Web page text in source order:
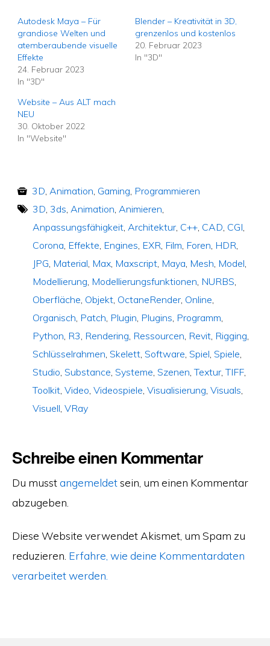
Autodesk Maya – Für
grandiose Welten und
atemberaubende visuelle
Effekte
24. Februar 2023
In "3D"
Blender – Kreativität in 3D,
grenzenlos und kostenlos
20. Februar 2023
In "3D"
Website – Aus ALT mach
NEU
30. Oktober 2022
In "Website"
3D, Animation, Gaming, Programmieren
3D, 3ds, Animation, Animieren,
Anpassungsfähigkeit, Architektur, C++, CAD, CGI,
Corona, Effekte, Engines, EXR, Film, Foren, HDR,
JPG, Material, Max, Maxscript, Maya, Mesh, Model,
Modellierung, Modellierungsfunktionen, NURBS,
Oberfläche, Objekt, OctaneRender, Online,
Organisch, Patch, Plugin, Plugins, Programm,
Python, R3, Rendering, Ressourcen, Revit, Rigging,
Schlüsselrahmen, Skelett, Software, Spiel, Spiele,
Studio, Substance, Systeme, Szenen,Textur,TIFF,
Toolkit, Video, Videospiele, Visualisierung, Visuals,
Visuell, VRay
Schreibe einen Kommentar
Du musstangemeldetsein, um einen Kommentar
abzugeben.
Diese Website verwendet Akismet, um Spam zu
reduzieren. Erfahre, wie deine Kommentardaten
verarbeitet werden.